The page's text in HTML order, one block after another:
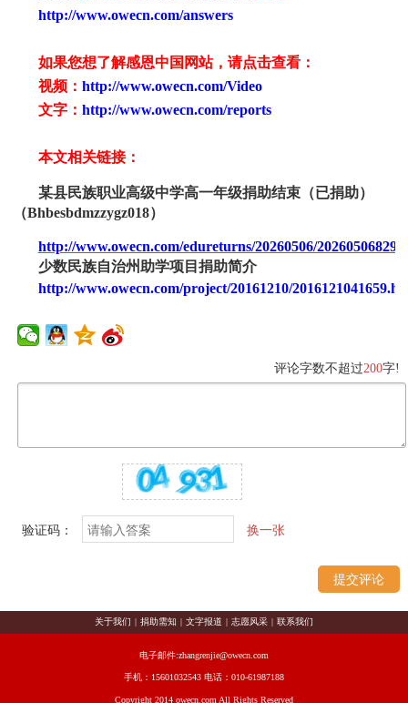
http://www.owecn.com/answers
如果您想了解感恩中国网站，请点击查看：
视频： http://www.owecn.com/Video
文字： http://www.owecn.com/reports
本文相关链接：
某县民族职业高级中学高一年级捐助结束（已捐助）
（Bhbesbdmzzygz018）
http://www.owecn.com/edureturns/20260506/
少数民族自治州助学项目捐助简介
http://www.owecn.com/project/20161210/
评论字数不超过200字!
验证码： 换一张
关于我们 | 捐助需知 | 文字报道 | 志愿风采 | 联系我们
电子邮件:zhangrenjie@owecn.com
手机：15601032543 电话：010-61987188
Copyright 2014 owecn.com All Rights Reserved